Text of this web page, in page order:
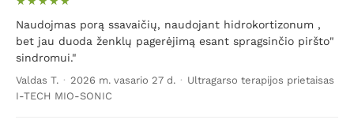
Vėliau, negydant uždegimo liga progresuoja ir
pasiekiama II arba III celiulito stadija (didėja riebaliniai
kietas, plika akimi matomas, kietas audinys – IV stadija.
Naudojmas porą ssavaičių, naudojant hidrokortizonum ,
bet jau duoda ženklų pagerėjimą esant spragsinčio piršto"
sindromui."
Valdas T. · 2026 m. vasario 27 d. · Ultragarso terapijos prietaisas
I-TECH MIO-SONIC